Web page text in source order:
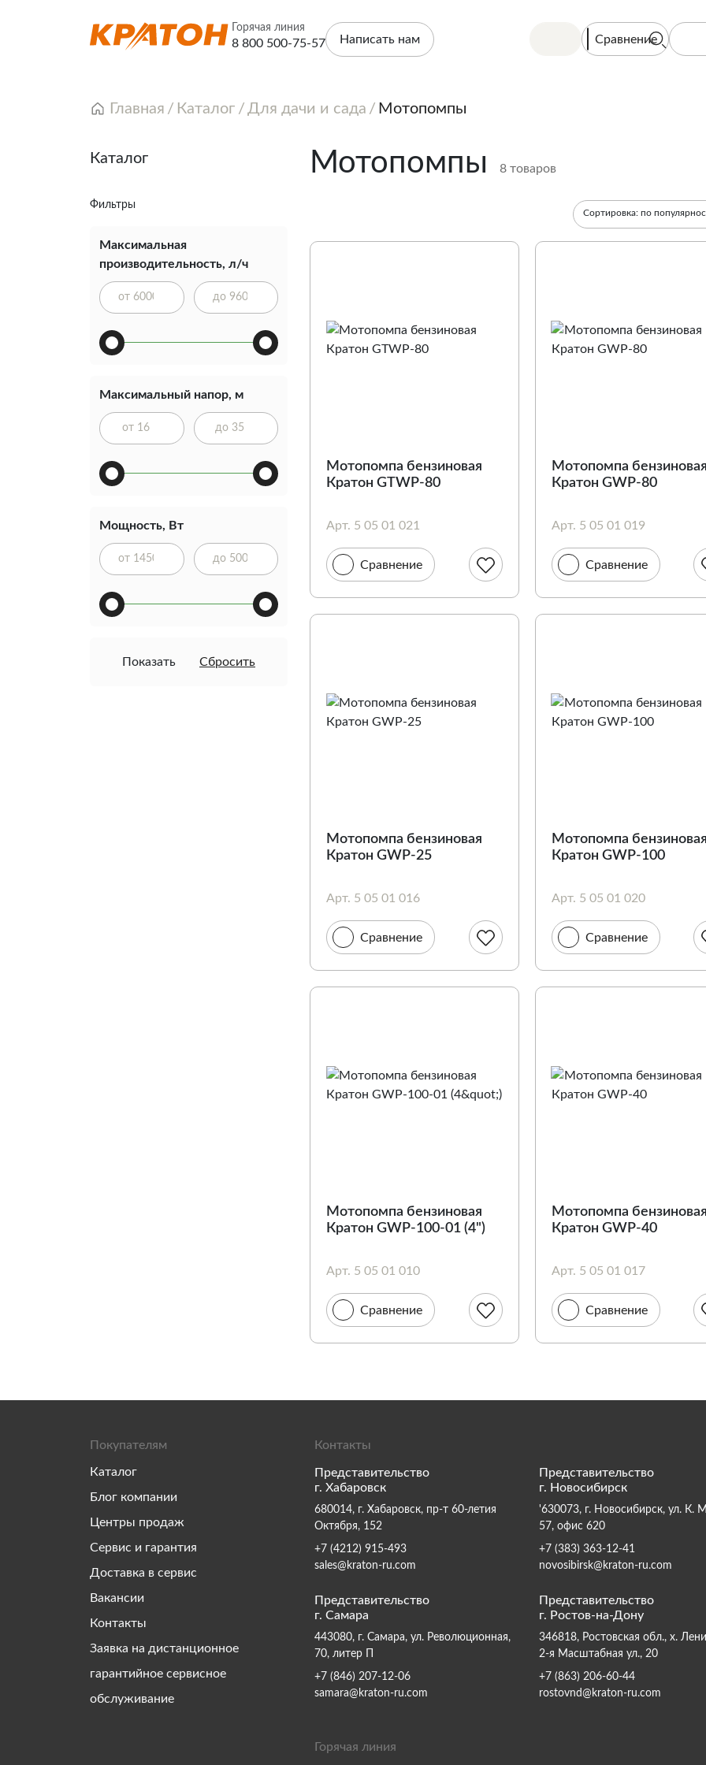
Горячая линия
8 800 500-75-57 Написать нам Сравнение
Главная Каталог Для дачи и сада Мотопомпы
Каталог
Фильтры
Максимальная
производительность, л/ч
Максимальный напор, м
Мощность, Вт
Мотопомпы 8 товаров
Сортировка: по
Мотопомпа бензиновая
Кратон GTWP-80
Арт. 5 05 01 021
Сравнение
Мотопомпа
Кратон GWP-80
Арт. 5 05 01 019
Сравнение
Мотопомпа бензиновая
Кратон GWP-25
Арт. 5 05 01 016
Сравнение
Мотопомпа
Кратон GWP-100
Арт. 5 05 01 020
Сравнение
Мотопомпа бензиновая
Кратон GWP-100-01 (4")
Арт. 5 05 01 010
Сравнение
Мотопомпа
Кратон GWP-40
Арт. 5 05 01 017
Сравнение
Покупателям
Каталог
Блог компании
Центры продаж
Сервис и гарантия
Доставка в сервис
Вакансии
Контакты
Заявка на дистанционное
гарантийное сервисное
обслуживание
Контакты
Представительство
г. Хабаровск
680014, г. Хабаровск, пр-т 60-летия
Октября, 152
+7 (4212) 915-493
sales@kraton-ru.com
Представительство
г. Новосибирск
'630073, г. Новосибирск, ул. К.
57, офис 620
+7 (383) 363-12-41
novosibirsk@kraton-ru.com
Представительство
г. Самара
443080, г. Самара, ул. Революционная,
70, литер П
+7 (846) 207-12-06
samara@kraton-ru.com
Представительство
г. Ростов-на-Дону
346818, Ростовская обл., х.
2-я Масштабная ул., 20
+7 (863) 206-60-44
rostovnd@kraton-ru.com
Горячая линия